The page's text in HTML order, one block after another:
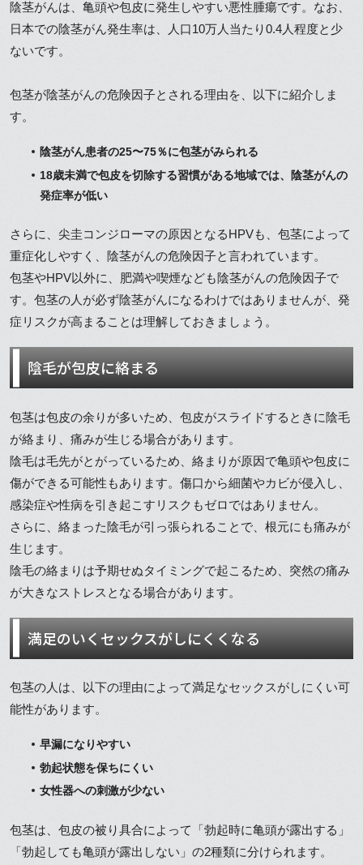
陰茎がんは、亀頭や包皮に発生しやすい悪性腫瘍です。なお、
日本での陰茎がん発生率は、人口10万人当たり0.4人程度と少
ないです。
包茎が陰茎がんの危険因子とされる理由を、以下に紹介しま
す。
陰茎がん患者の25〜75％に包茎がみられる
18歳未満で包皮を切除する習慣がある地域では、陰茎がんの
発症率が低い
さらに、尖圭コンジローマの原因となるHPVも、包茎によって
重症化しやすく、陰茎がんの危険因子と言われています。
包茎やHPV以外に、肥満や喫煙なども陰茎がんの危険因子で
す。包茎の人が必ず陰茎がんになるわけではありませんが、発
症リスクが高まることは理解しておきましょう。
陰毛が包皮に絡まる
包茎は包皮の余りが多いため、包皮がスライドするときに陰毛
が絡まり、痛みが生じる場合があります。
陰毛は毛先がとがっているため、絡まりが原因で亀頭や包皮に
傷ができる可能性もあります。傷口から細菌やカビが侵入し、
感染症や性病を引き起こすリスクもゼロではありません。
さらに、絡まった陰毛が引っ張られることで、根元にも痛みが
生じます。
陰毛の絡まりは予期せぬタイミングで起こるため、突然の痛み
が大きなストレスとなる場合があります。
満足のいくセックスがしにくくなる
包茎の人は、以下の理由によって満足なセックスがしにくい可
能性があります。
早漏になりやすい
勃起状態を保ちにくい
女性器への刺激が少ない
包茎は、包皮の被り具合によって「勃起時に亀頭が露出する」
「勃起しても亀頭が露出しない」の2種類に分けられます。